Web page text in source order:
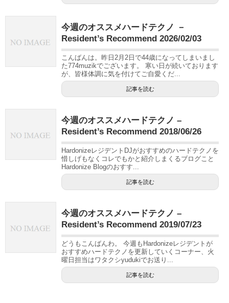
今週のオススメハードテクノ －
Resident’s Recommend 2026/02/03
こんばんは。昨日2月2日で44歳になってしまいまし
た774muzikでございます。 寒い日が続いております
が、皆様体調に気を付けてご自愛くだ...
記事を読む
今週のオススメハードテクノ –
Resident’s Recommend 2018/06/26
HardonizeレジデントDJがおすすめのハードテクノを
惜しげもなくコレでもかと紹介しまくるブログこと
Hardonize Blogのおすす...
記事を読む
今週のオススメハードテクノ –
Resident’s Recommend 2019/07/23
どうもこんばんわ。 今週もHardonizeレジデントが
おすすめハードテクノを更新していくコーナー、火
曜日担当はワタクシyudukiでお送り...
記事を読む